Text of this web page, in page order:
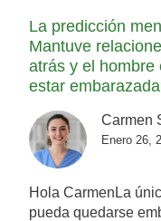
La predicción
Mantuve
atrás y el hombre
estar
Carmen
Enero 26,
Hola CarmenLa
pueda quedarse